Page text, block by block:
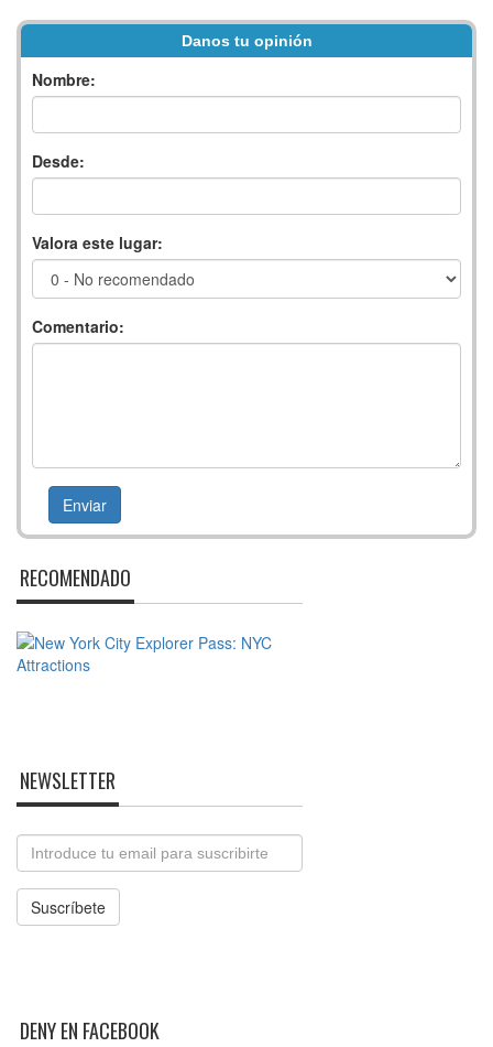
Danos tu opinión
Nombre:
Desde:
Valora este lugar:
Comentario:
RECOMENDADO
NEWSLETTER
Email
Suscríbete
DENY EN FACEBOOK